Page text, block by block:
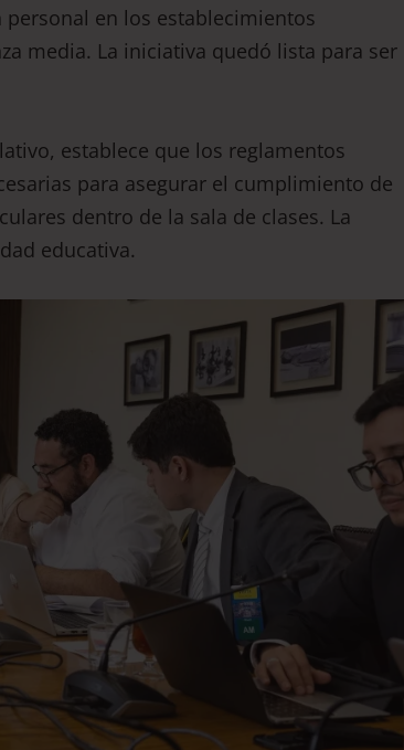
en los establecimientos
media. La iniciativa quedó lista para ser
establece que los reglamentos
para asegurar el cumplimiento de
dentro de la sala de clases. La
educativa.